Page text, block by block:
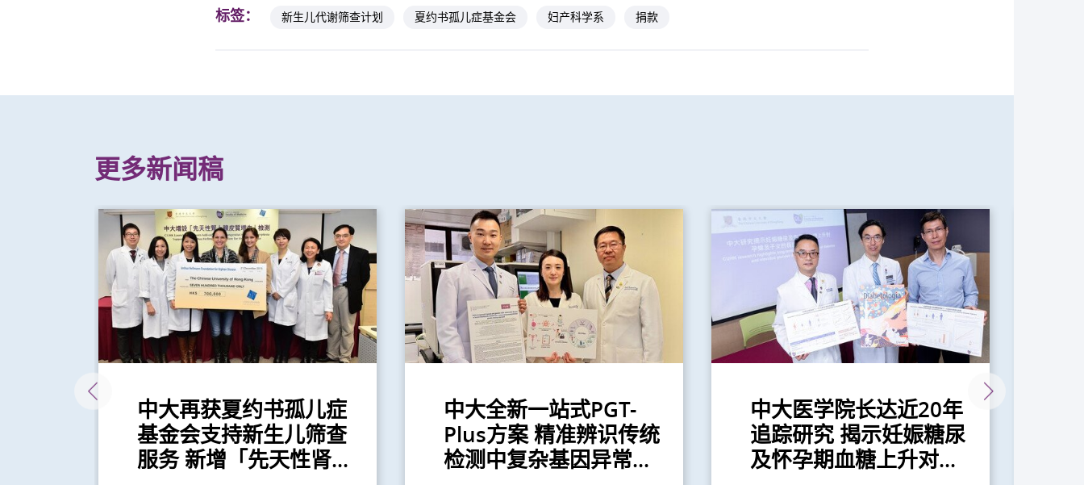
标签： 新生儿代谢筛查计划 夏约书孤儿症基金会 妇产科学系 捐款
更多新闻稿
中大再获夏约书孤儿症
基金会支持新生儿筛查
服务 新增「先天性肾...
中大全新一站式PGT-
Plus方案 精准辨识传统
检测中复杂基因异常...
中大医学院长达近20年
追踪研究 揭示妊娠糖尿
及怀孕期血糖上升对...